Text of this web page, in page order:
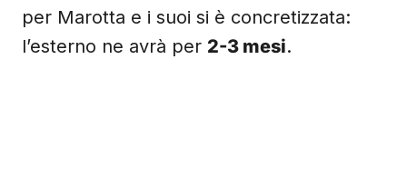
per Marotta e i suoi si è concretizzata:
l’esterno ne avrà per 2-3 mesi.